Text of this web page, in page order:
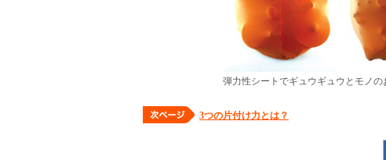
弾力性シートでギュウギュウとモノの
3つの片付け力とは？